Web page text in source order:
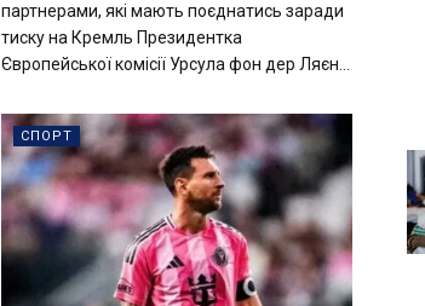
партнерами, які мають поєднатись заради
тиску на Кремль Президентка
Європейської комісії Урсула фон дер Ляєн...
СПОРТ